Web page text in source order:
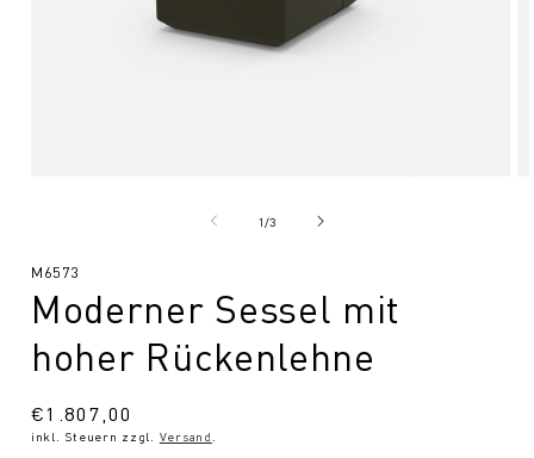
1/von
3
SKU:
M6573
Moderner Sessel mit
hoher Rückenlehne
Normaler
Preis
€1.807,00
inkl. Steuern zzgl. Versand